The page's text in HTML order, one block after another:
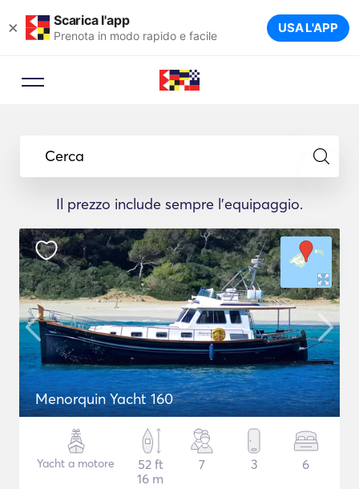
× Scarica l'app
Prenota in modo rapido e facile USA L'APP
Cerca
Il prezzo include sempre l'equipaggio.
Menorquin Yacht 160
Yacht a motore
52 ft
16 m
7 3 6